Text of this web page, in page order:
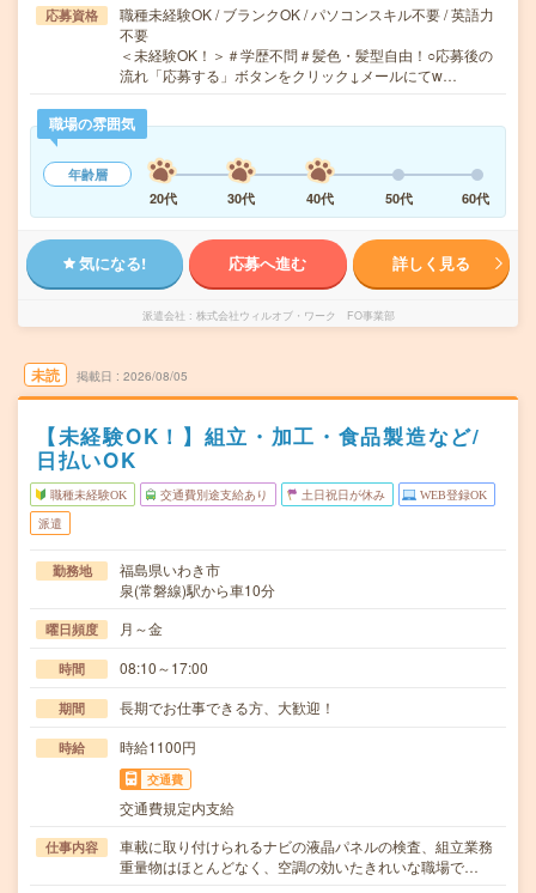
応募資格
職種未経験OK / ブランクOK / パソコンスキル不要 / 英語力
不要
＜未経験OK！＞＃学歴不問＃髪色・髪型自由！○応募後の
流れ「応募する」ボタンをクリック↓メールにてw…
職場の雰囲気
年齢層
20代
30代 40代 50代 60代
気になる! 応募へ進む 詳しく見る
派遣会社 株式会社ウィルオブ・ワーク FO事業部
未読 掲載日 2026/08/05
【未経験OK！】組立・加工・食品製造など/
日払いOK
職種未経験OK 交通費別途支給あり 土日祝日が休み WEB登録OK
派遣
勤務地
福島県いわき市
泉(常磐線)駅から車10分
曜日頻度 月～金
時間 08:10～17:00
期間 長期でお仕事できる方、大歓迎！
時給 時給1100円
交通費
交通費規定内支給
仕事内容
車載に取り付けられるナビの液晶パネルの検査、組立業務
重量物はほとんどなく、空調の効いたきれいな職場で…